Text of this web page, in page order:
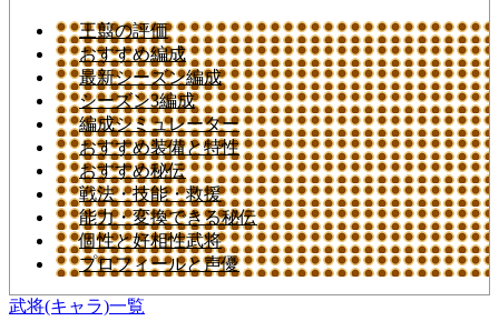
王翦の評価
おすすめ編成
最新シーズン編成
シーズン3編成
編成シミュレーター
おすすめ装備と特性
おすすめ秘伝
戦法・技能・救援
能力・変換できる秘伝
個性と好相性武将
プロフィールと声優
武将(キャラ)一覧